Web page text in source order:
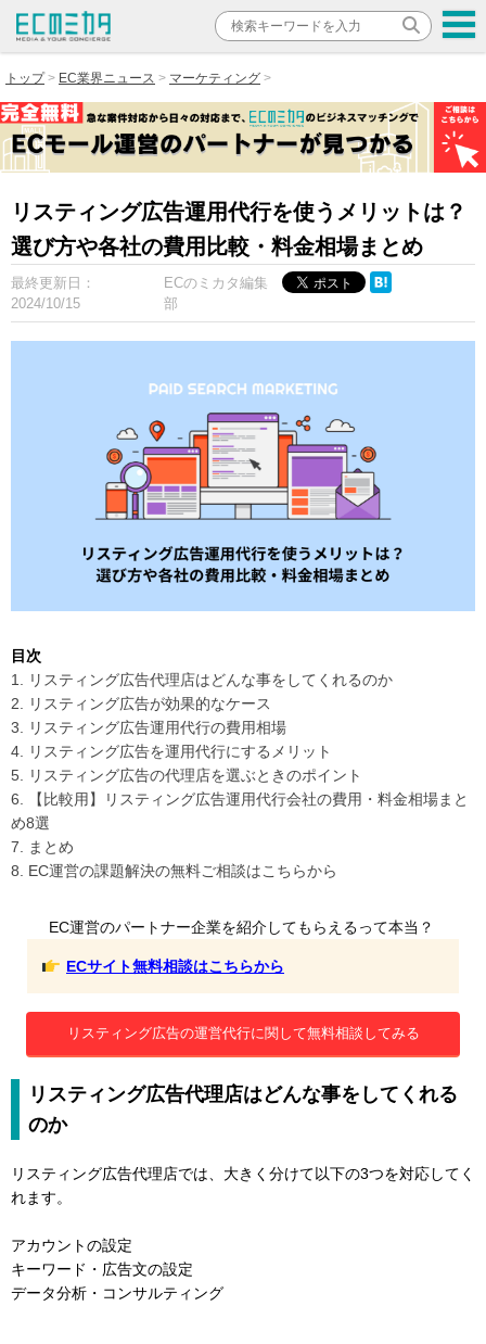
トップ EC業界ニュース マーケティング
リスティング広告運用代行を使うメリットは？
選び方や各社の費用比較・料金相場まとめ
最終更新日：
2024/10/15
ECのミカタ編集
部
目次
1. リスティング広告代理店はどんな事をしてくれるのか
2. リスティング広告が効果的なケース
3. リスティング広告運用代行の費用相場
4. リスティング広告を運用代行にするメリット
5. リスティング広告の代理店を選ぶときのポイント
6. 【比較用】リスティング広告運用代行会社の費用・料金相場まと
め8選
7. まとめ
8. EC運営の課題解決の無料ご相談はこちらから
EC運営のパートナー企業を紹介してもらえるって本当？
ECサイト無料相談はこちらから
リスティング広告の運営代行に関して無料相談してみる
リスティング広告代理店はどんな事をしてくれる
のか
リスティング広告代理店では、大きく分けて以下の3つを対応してく
れます。
アカウントの設定
キーワード・広告文の設定
データ分析・コンサルティング